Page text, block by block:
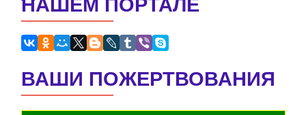
НАШЕМ ПОРТАЛЕ
ВАШИ ПОЖЕРТВОВАНИЯ